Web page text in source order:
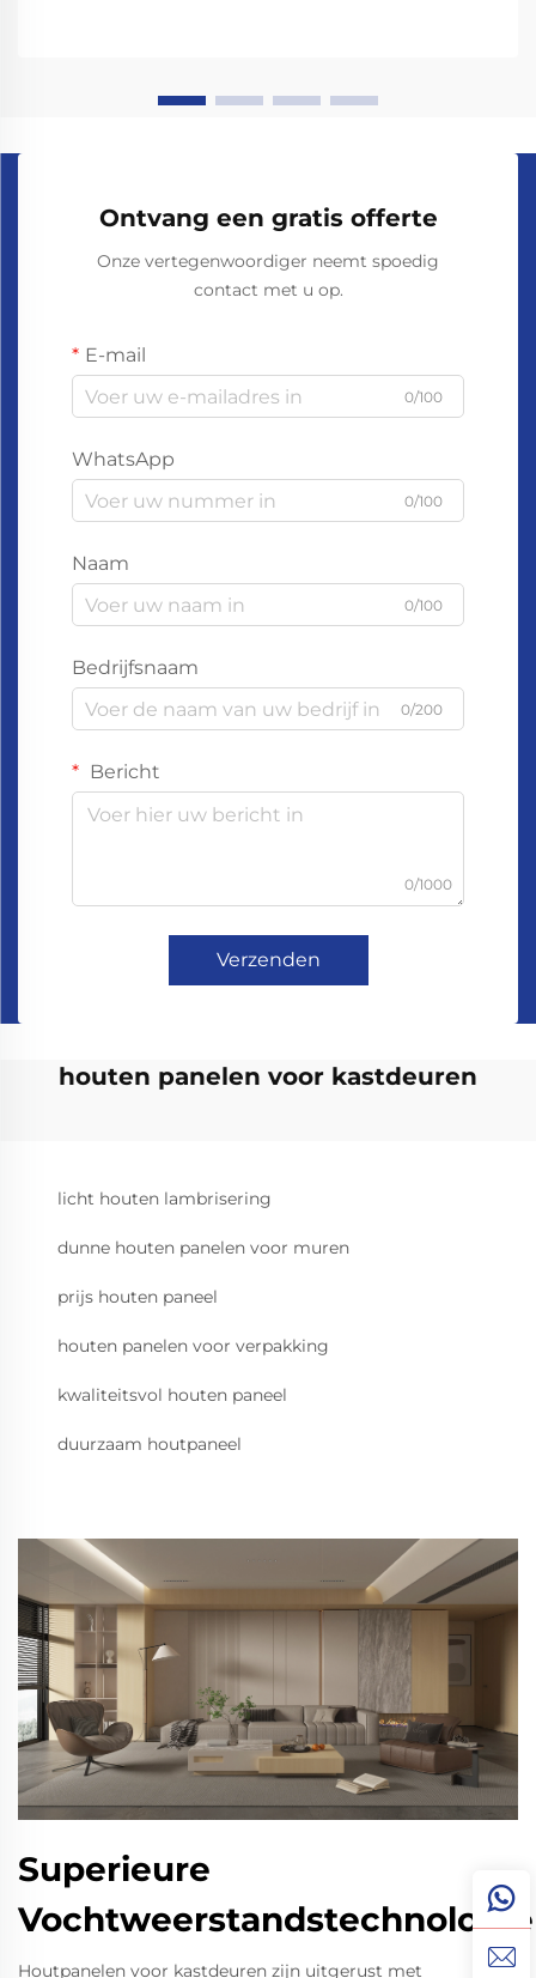
Ontvang een gratis offerte
Onze vertegenwoordiger neemt spoedig
contact met u op.
E-mail
0/100
WhatsApp
0/100
Naam
0/100
Bedrijfsnaam
0/200
Bericht
0/1000
Verzenden
houten panelen voor kastdeuren
licht houten lambrisering
dunne houten panelen voor muren
prijs houten paneel
houten panelen voor verpakking
kwaliteitsvol houten paneel
duurzaam houtpaneel
Superieure
Vochtweerstandstechnologie
Houtpanelen voor kastdeuren zijn uitgerust met